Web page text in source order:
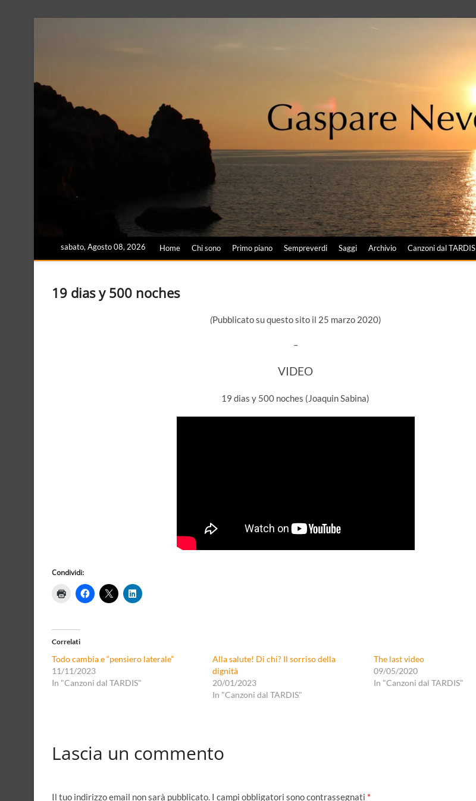
sabato, Agosto 08, 2026 Home Chi sono Primo piano Sempreverdi Saggi Archivio Canzoni dal TARDIS
19 dias y 500 noches
(Pubblicato su questo sito il 25 marzo 2020)
–
VIDEO
19 dias y 500 noches (Joaquin Sabina)
Condividi:
Correlati
Todo cambia e “pensiero laterale”
11/11/2023
In "Canzoni dal TARDIS"
Alla salute! Di chi? Il sorriso della
dignità
20/01/2023
In "Canzoni dal TARDIS"
The last video
09/05/2020
In "Canzoni dal TARDIS"
Lascia un commento
Il tuo indirizzo email non sarà pubblicato. I campi obbligatori sono contrassegnati *